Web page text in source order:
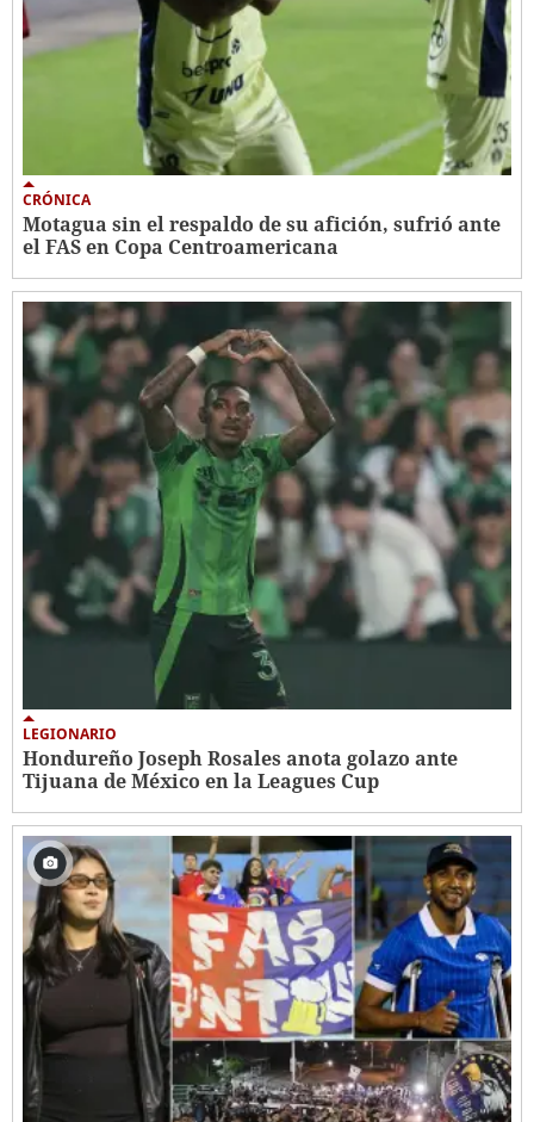
CRÓNICA
Motagua sin el respaldo de su afición, sufrió ante
el FAS en Copa Centroamericana
LEGIONARIO
Hondureño Joseph Rosales anota golazo ante
Tijuana de México en la Leagues Cup